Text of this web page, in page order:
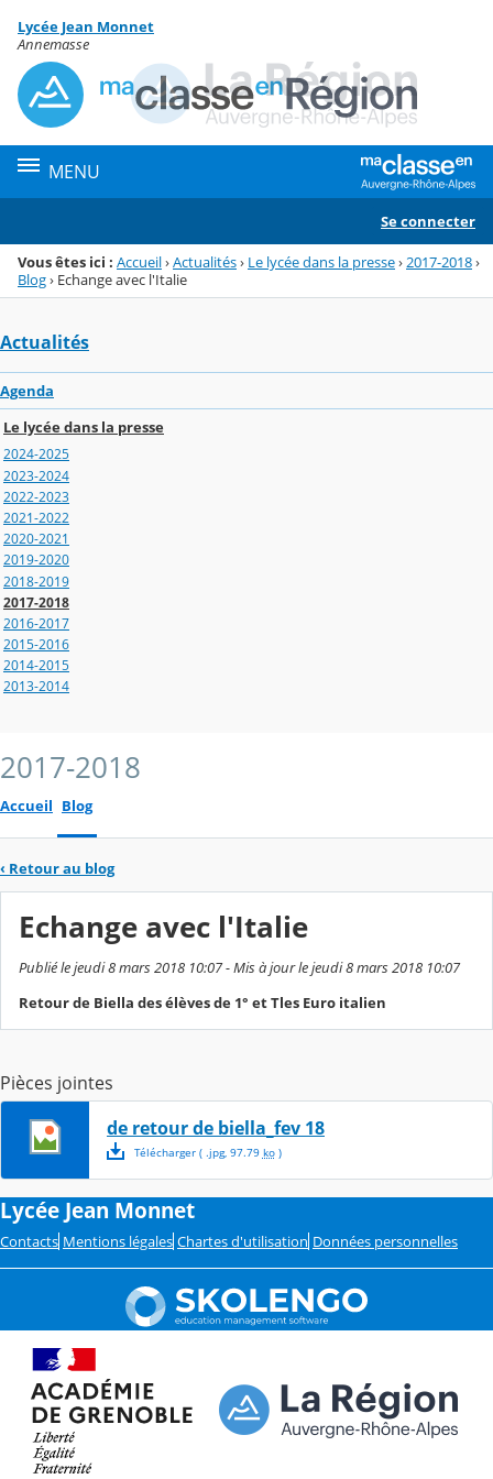
Menu de la rubrique
Contenu
Lycée Jean Monnet
Annemasse
MENU
Se connecter
Vous êtes ici : Accueil›Actualités› Le lycée dans la presse› 2017-2018›
Blog› Echange avec l'Italie
Actualités
Agenda
Le lycée dans la presse
2024-2025
2023-2024
2022-2023
2021-2022
2020-2021
2019-2020
2018-2019
2017-2018
2016-2017
2015-2016
2014-2015
2013-2014
2017-2018
Accueil Blog
‹ Retour au blog
Echange avec l'Italie
Publié le jeudi 8 mars 2018 10:07 - Mis à jour le jeudi 8 mars 2018 10:07
Retour de Biella des élèves de 1° et Tles Euro italien
Pièces jointes
de retour de biella_fev 18
Télécharger( .jpg, 97.79 ko)
Lycée Jean Monnet
Contacts Mentions légales Chartes d'utilisation Données personnelles